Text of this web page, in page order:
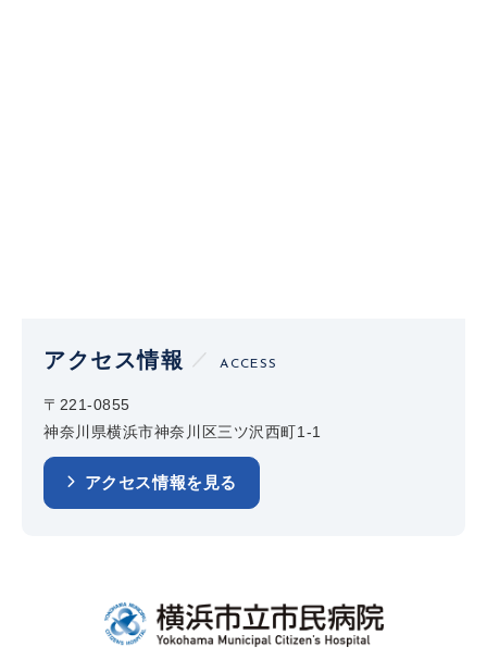
アクセス情報 ACCESS
〒221-0855
神奈川県横浜市神奈川区三ツ沢西町1-1
アクセス情報を見る